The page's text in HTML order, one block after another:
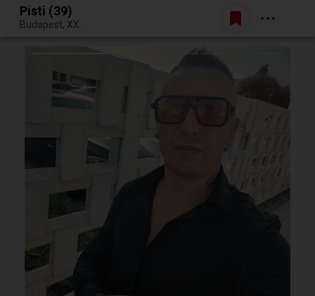
Egy jó randiból bármi lehet.
Belépés
Pisti (39)
Budapest, XX.